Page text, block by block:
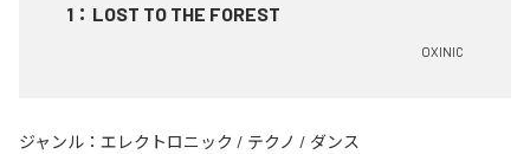
1 ： LOST TO THE FOREST
OXINIC
ジャンル： エレクトロニック / テクノ / ダンス